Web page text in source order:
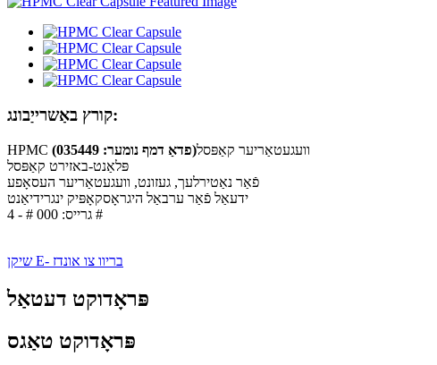
קורץ באַשרייַבונג:
HPMC וועגעטאַריער קאַפּסל(פדאַ דמף נומער: 035449)
פּלאַנט-באזירט קאַפּסל
פֿאַר נאַטירלעך, געזונט, וועגעטאַריער העסאָפע
ידעאַל פֿאַר ערבאַל היגראָסקאָפּיק ינגרידיאַנט
גרייס: 000 # - 4 #
שיקן E- בריוו צו אונדז
פּראָדוקט דעטאַל
פּראָדוקט טאַגס